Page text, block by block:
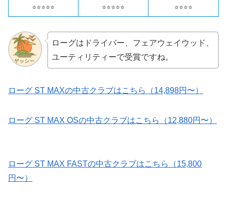
⭐️⭐️⭐️⭐️⭐️ ⭐️⭐️⭐️⭐️⭐️ ⭐️⭐️⭐️⭐️
ローグはドライバー、フェアウェイウッド、
ユーティリティーで受賞ですね。
ローグ ST MAXの中古クラブはこちら（14,898円〜）
ローグ ST MAX OSの中古クラブはこちら（12,880円〜）
ローグ ST MAX FASTの中古クラブはこちら（15,800
円〜）